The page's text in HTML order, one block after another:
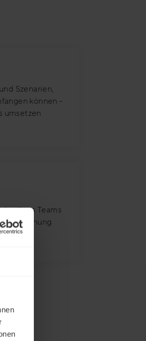
Szenarien,
können -
umsetzen
Ihres Teams
Auffrischung